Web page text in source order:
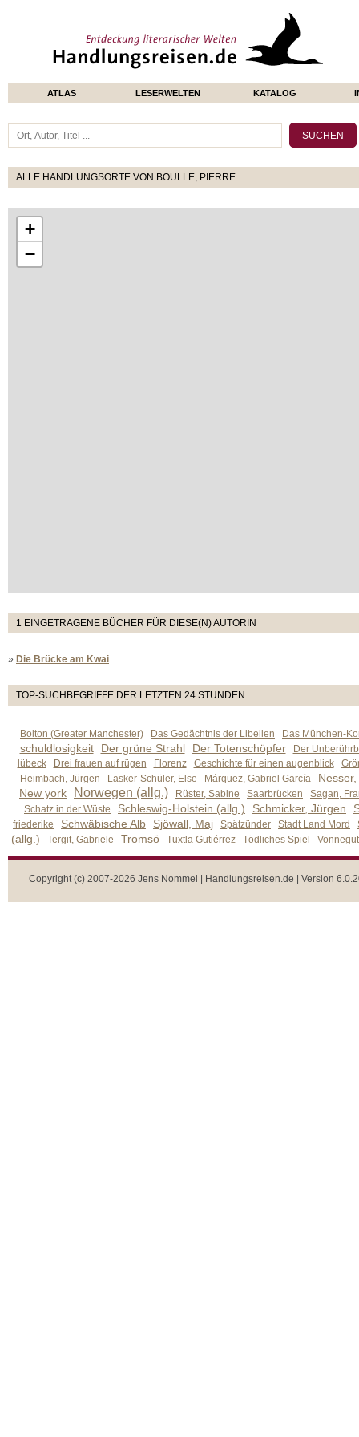
ATLAS LESERWELTEN KATALOG
ALLE HANDLUNGSORTE VON BOULLE, PIERRE
+
−
1 EINGETRAGENE BÜCHER FÜR DIESE(N) AUTORIN
» Die Brücke am Kwai
TOP-SUCHBEGRIFFE DER LETZTEN 24 STUNDEN
Bolton (Greater Manchester) Das Gedächtnis der Libellen Das München-
schuldlosigkeit Der grüne Strahl Der Totenschöpfer
Der
lübeck
Drei frauen auf rügen Florenz Geschichte für einen augenblick
Heimbach, Jürgen
Lasker-Schüler, Else Márquez, Gabriel García
New york
Norwegen (allg.) Rüster, Sabine Saarbrücken
Sagan,
Schatz in der Wüste
Schleswig-Holstein (allg.) Schmicker, Jürgen
friederike Schwäbische Alb Sjöwall, Maj Spätzünder Stadt Land Mord
(allg.) Tergit, Gabriele Tromsö Tuxtla Gutiérrez Tödliches Spiel
Copyright (c) 2007-2026 Jens Nommel | Handlungsreisen.de | Version